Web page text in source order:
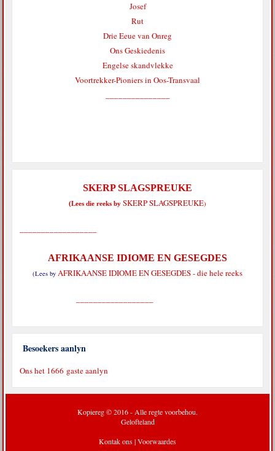
Josef
Rut
Drie Eeue van Onreg
Ons Geskiedenis
Engelse skandvlekke
Voortrekker-Pioniers in Oos-Transvaal
SKERP SLAGSPREUKE
(Lees die reeks by SKERP SLAGSPREUKE)
AFRIKAANSE IDIOME EN GESEGDES
(Lees by AFRIKAANSE IDIOME EN GESEGDES - die hele reeks
Besoekers aanlyn
Ons het 1666 gaste aanlyn
Kopiereg © 2016 - Alle regte voorbehou.
Gelofteland
Kontak ons|Voorwaardes